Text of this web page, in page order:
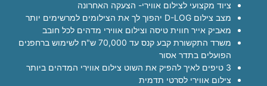
ציוד מקצועי לצילום אווירי- הצעקה האחרונה
מצב צילום D-LOG יהפוך לך את הצילומים למרשימים יותר
מאביק אייר חווית טיסה וצילום אווירי מדהים לכל חובב
משרד התקשורת קבע קנס עד 70,000 ש"ח לשימוש ברחפנים
הפועלים בתדר אסור
3 טיפים לאיך להפיק את השוט צילום אווירי המדהים ביותר
צילום אווירי לסרטי תדמית